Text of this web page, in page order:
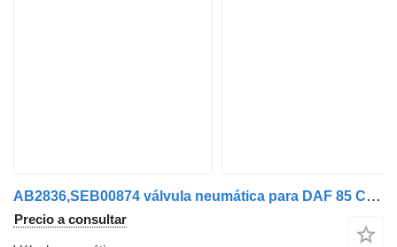
AB2836,SEB00874 válvula neumática para DAF 85 CF | 98 - 00 camión
Precio a consultar